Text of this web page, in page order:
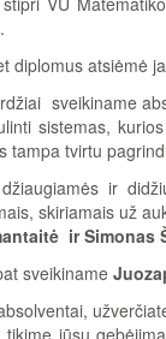
diplomus atsiėmė
sveikiname
sistemas,
tampa tvirtu
ir
skiriamais už
ir Simonas
sveikiname
tikime jūsų